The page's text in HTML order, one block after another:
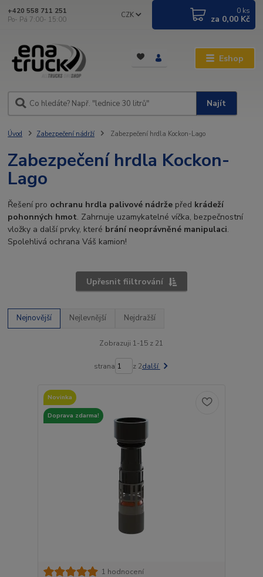
Eshop
CZK
Najít
+420 558 711 251
Po- Pá 7:00- 15:00
0 ks
za 0,00 Kč
Úvod Zabezpečení nádrží Zabezpečení hrdla Kockon-Lago
Zabezpečení hrdla Kockon-
Lago
Řešení pro ochranu hrdla palivové nádrže před krádeží
pohonných hmot. Zahrnuje uzamykatelné víčka, bezpečnostní
vložky a další prvky, které brání neoprávněné manipulaci.
Spolehlivá ochrana Váš kamion!
Upřesnit fiiltrování
Nejnovější Nejlevnější Nejdražší
Zobrazuji 1-15 z 21
strana z 2další
Novinka
Doprava zdarma!
1 hodnocení